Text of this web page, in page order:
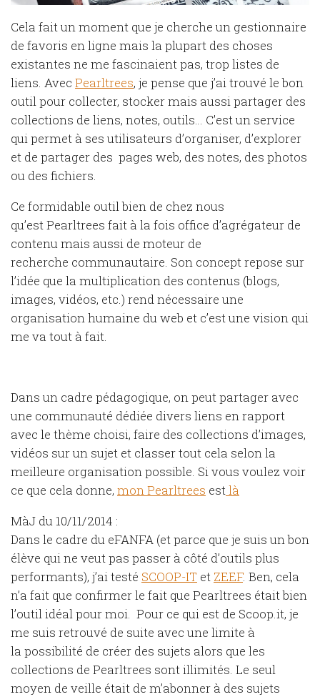
Cela fait un moment que je cherche un gestionnaire
de favoris en ligne mais la plupart des choses
existantes ne me fascinaient pas, trop listes de
liens. Avec Pearltrees, je pense que j’ai trouvé le bon
outil pour collecter, stocker mais aussi partager des
collections de liens, notes, outils… C’est un service
qui permet à ses utilisateurs d’organiser, d’explorer
et de partager des pages web, des notes, des photos
ou des fichiers.
Ce formidable outil bien de chez nous
qu’est Pearltrees fait à la fois office d’agrégateur de
contenu mais aussi de moteur de
recherche communautaire. Son concept repose sur
l’idée que la multiplication des contenus (blogs,
images, vidéos, etc.) rend nécessaire une
organisation humaine du web et c’est une vision qui
me va tout à fait.
Dans un cadre pédagogique, on peut partager avec
une communauté dédiée divers liens en rapport
avec le thème choisi, faire des collections d’images,
vidéos sur un sujet et classer tout cela selon la
meilleure organisation possible. Si vous voulez voir
ce que cela donne, mon Pearltrees estlà
MàJ du 10/11/2014 :
Dans le cadre du eFANFA (et parce que je suis un bon
élève qui ne veut pas passer à côté d’outils plus
performants), j’ai testé SCOOP-IT et ZEEF. Ben, cela
n’a fait que confirmer le fait que Pearltrees était bien
l’outil idéal pour moi. Pour ce qui est de Scoop.it, je
me suis retrouvé de suite avec une limite à
la possibilité de créer des sujets alors que les
collections de Pearltrees sont illimités. Le seul
moyen de veille était de m’abonner à des sujets